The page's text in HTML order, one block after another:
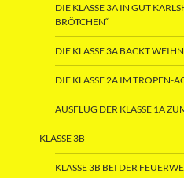
DIE KLASSE 3A IN GUT
BRÖTCHEN“
DIE KLASSE 3A BACKT
DIE KLASSE 2A IM TROPEN-
AUSFLUG DER KLASSE 1A
KLASSE 3B
KLASSE 3B BEI DER